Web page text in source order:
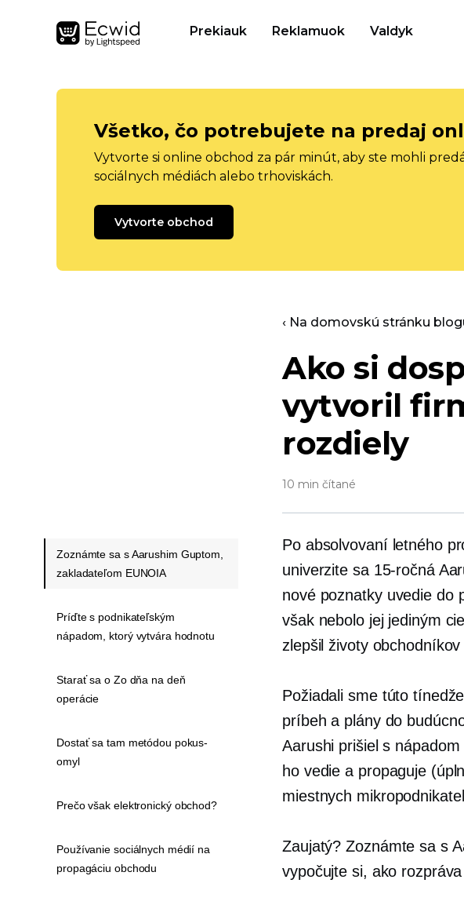
Prekiauk Reklamuok Valdyk
Všetko, čo potrebujete na predaj
Vytvorte si online obchod za pár minút, aby ste mohli
sociálnych médiách alebo trhoviskách.
Vytvorte obchod
‹ Na domovskú stránku
Ako si
vytvoril
rozdiely
10 min čítané
Po absolvovaní letného
univerzite sa 15-ročná
nové poznatky uvedie do
však nebolo jej jediným
zlepšil životy
Požiadali sme túto
príbeh a plány do
Aarushi prišiel s nápadom
ho vedie a propaguje
miestnych
Zaujatý? Zoznámte sa s
vypočujte si, ako
Zoznámte sa s Aarushim Guptom,
zakladateľom EUNOIA
Príďte s podnikateľským
nápadom, ktorý vytvára hodnotu
Starať sa o Zo dňa na deň
operácie
Dostať sa tam metódou pokus-
omyl
Prečo však elektronický obchod?
Používanie sociálnych médií na
propagáciu obchodu